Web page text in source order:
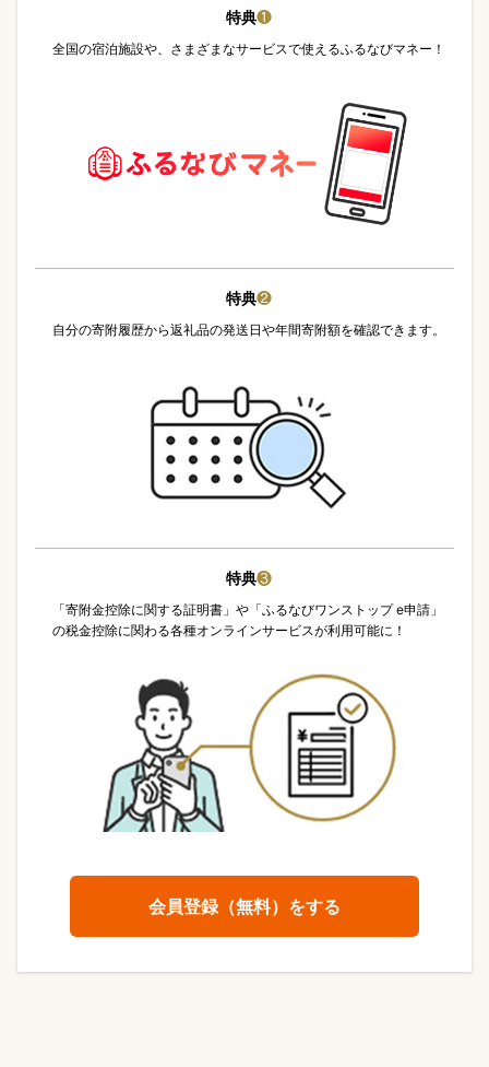
特典❶
全国の宿泊施設や、さまざまなサービスで使えるふるなびマネー！
特典❷
自分の寄附履歴から返礼品の発送日や年間寄附額を確認できます。
特典❸
「寄附金控除に関する証明書」や「ふるなびワンストップ e申請」
の税金控除に関わる各種オンラインサービスが利用可能に！
会員登録（無料）をする